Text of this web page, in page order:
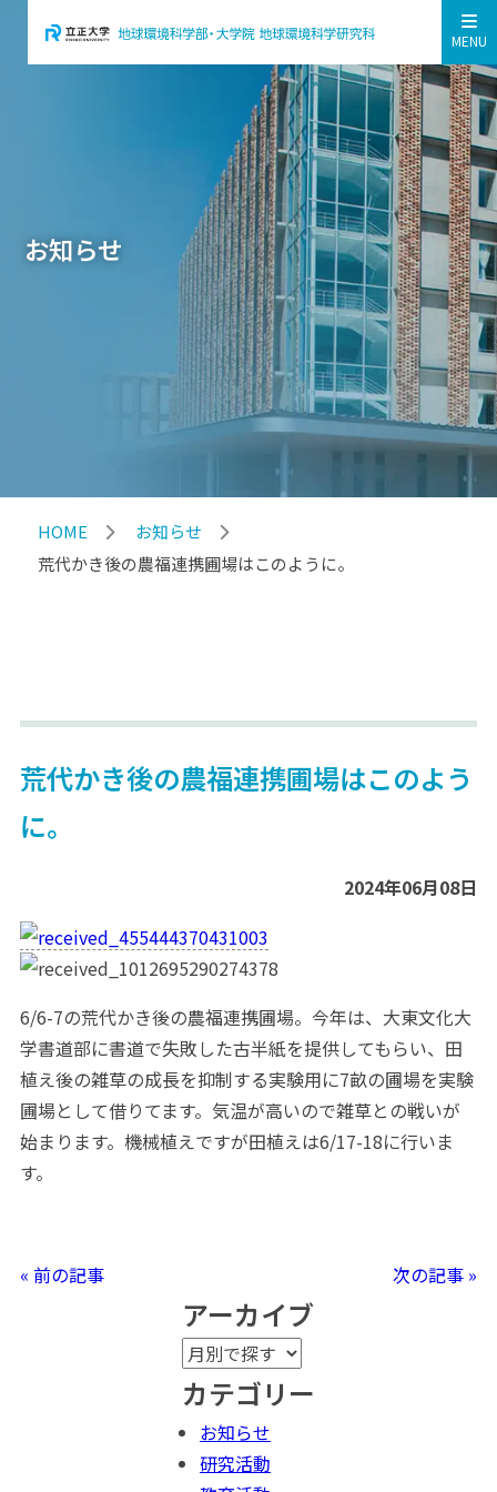
MENU
お知らせ
HOME
お知らせ
荒代かき後の農福連携圃場はこのように。
荒代かき後の農福連携圃場はこのよう
に。
2024年06月08日
6/6-7の荒代かき後の農福連携圃場。今年は、大東文化大
学書道部に書道で失敗した古半紙を提供してもらい、田
植え後の雑草の成長を抑制する実験用に7畝の圃場を実験
圃場として借りてます。気温が高いので雑草との戦いが
始まります。機械植えですが田植えは6/17-18に行いま
す。
« 前の記事 次の記事 »
アーカイブ
カテゴリー
お知らせ
研究活動